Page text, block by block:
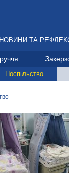
ТА
Поспільство